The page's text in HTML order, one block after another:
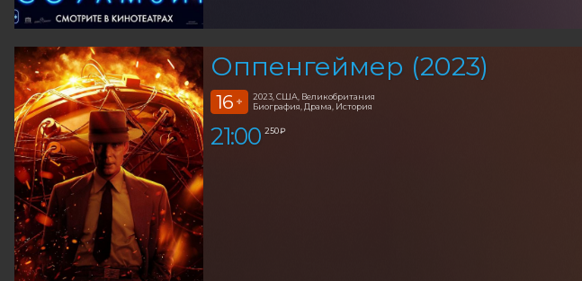
Оппенгеймер (2023)
16 +
2023, США, Великобритания
Биография, Драма, История
21:00 250 ₽